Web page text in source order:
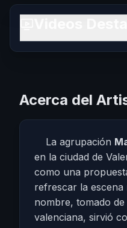
Acerca del
La agrupación
en la ciudad de
como una
refrescar la escena
nombre, tomado
valenciana, sirvió